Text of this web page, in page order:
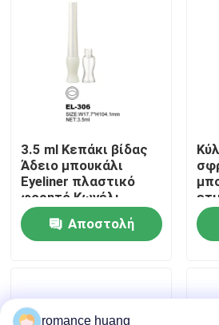
Ποιοτικός έλεγχος
επαφή
Ζητήστε ένα απόσπασμα
Καλλυντικό χωρίς αέρα
Καλλυντικό βάζο κρέμας
3.5 ml Κεπάκι βίδας
Άδειο μπουκάλι
Eyeliner πλαστικό
φορητό Κωνέλι
Αδειού Eyeliner
Αποστολή
romance huang